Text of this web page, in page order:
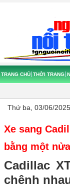
TRANG CHỦ THỜI TRANG
Thứ ba, 03/06/
Xe sang
bằng một
Cadillac
chênh